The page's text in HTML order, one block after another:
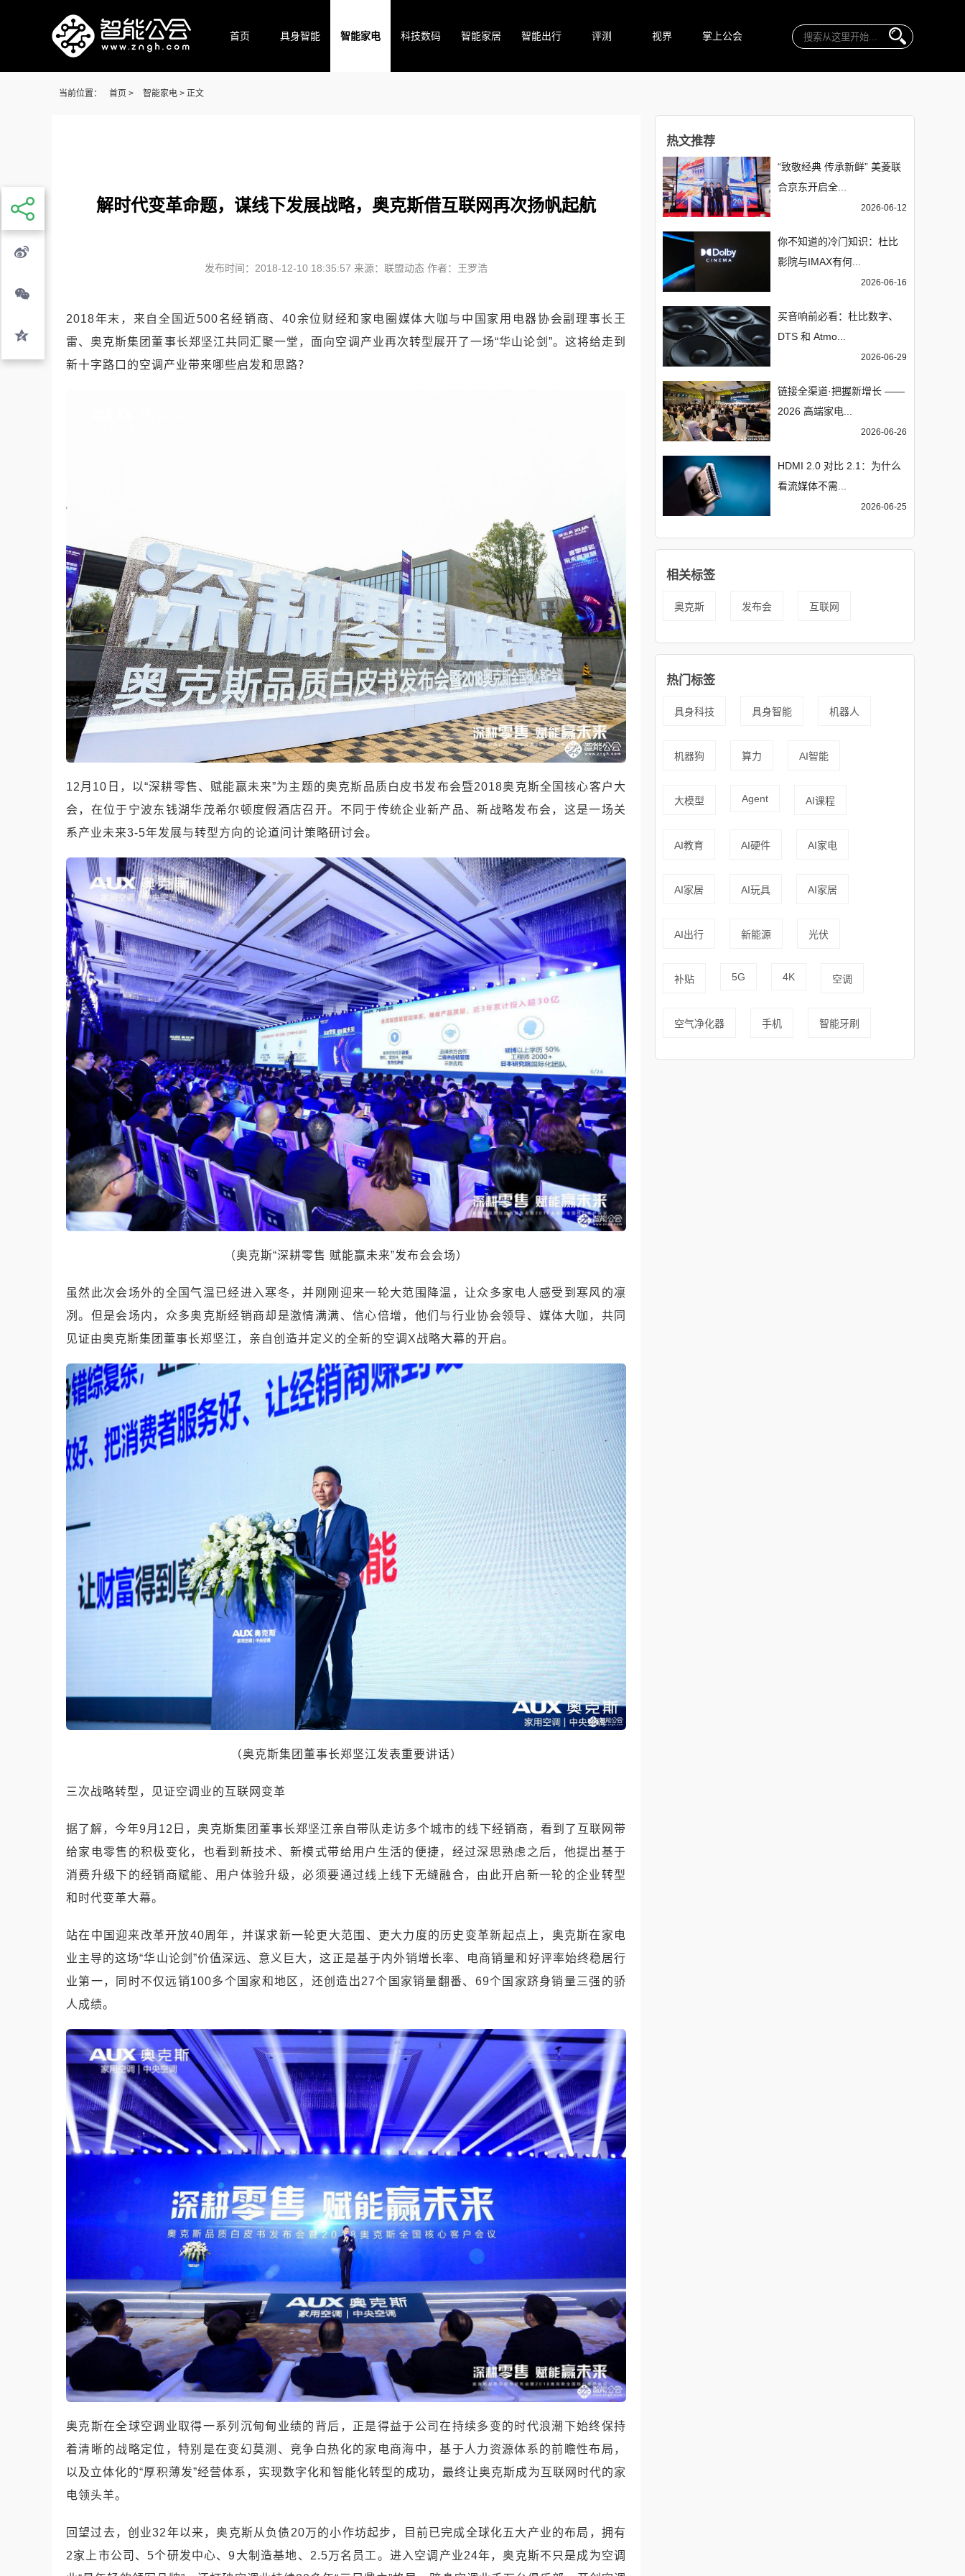
首页 具身智能 智能家电 科技数码 智能家居 智能出行 评测 视界 掌上公会
当前位置： 首页 > 智能家电 > 正文
解时代变革命题，谋线下发展战略，奥克斯借互联网再次扬帆起航
发布时间：2018-12-10 18:35:57 来源：联盟动态 作者：王罗浩
2018年末，来自全国近500名经销商、40余位财经和家电圈媒体大咖与中国家用电器协会副理事长王
雷、奥克斯集团董事长郑坚江共同汇聚一堂，面向空调产业再次转型展开了一场“华山论剑”。这将给走到
新十字路口的空调产业带来哪些启发和思路？
12月10日，以“深耕零售、赋能赢未来”为主题的奥克斯品质白皮书发布会暨2018奥克斯全国核心客户大
会，在位于宁波东钱湖华茂希尔顿度假酒店召开。不同于传统企业新产品、新战略发布会，这是一场关
系产业未来3-5年发展与转型方向的论道问计策略研讨会。
（奥克斯“深耕零售 赋能赢未来”发布会会场）
虽然此次会场外的全国气温已经进入寒冬，并刚刚迎来一轮大范围降温，让众多家电人感受到寒风的凛
冽。但是会场内，众多奥克斯经销商却是激情满满、信心倍增，他们与行业协会领导、媒体大咖，共同
见证由奥克斯集团董事长郑坚江，亲自创造并定义的全新的空调X战略大幕的开启。
（奥克斯集团董事长郑坚江发表重要讲话）
三次战略转型，见证空调业的互联网变革
据了解，今年9月12日，奥克斯集团董事长郑坚江亲自带队走访多个城市的线下经销商，看到了互联网带
给家电零售的积极变化，也看到新技术、新模式带给用户生活的便捷，经过深思熟虑之后，他提出基于
消费升级下的经销商赋能、用户体验升级，必须要通过线上线下无缝融合，由此开启新一轮的企业转型
和时代变革大幕。
站在中国迎来改革开放40周年，并谋求新一轮更大范围、更大力度的历史变革新起点上，奥克斯在家电
业主导的这场“华山论剑”价值深远、意义巨大，这正是基于内外销增长率、电商销量和好评率始终稳居行
业第一，同时不仅远销100多个国家和地区，还创造出27个国家销量翻番、69个国家跻身销量三强的骄
人成绩。
奥克斯在全球空调业取得一系列沉甸甸业绩的背后，正是得益于公司在持续多变的时代浪潮下始终保持
着清晰的战略定位，特别是在变幻莫测、竞争白热化的家电商海中，基于人力资源体系的前瞻性布局，
以及立体化的“厚积薄发”经营体系，实现数字化和智能化转型的成功，最终让奥克斯成为互联网时代的家
电领头羊。
回望过去，创业32年以来，奥克斯从负债20万的小作坊起步，目前已完成全球化五大产业的布局，拥有
2家上市公司、5个研发中心、9大制造基地、2.5万名员工。进入空调产业24年，奥克斯不只是成为空调
热文推荐
“致敬经典 传承新鲜” 美菱联
合京东开启全...
2026-06-12
你不知道的冷门知识：杜比
影院与IMAX有何...
2026-06-16
买音响前必看：杜比数字、
DTS 和 Atmo...
2026-06-29
链接全渠道·把握新增长 ——
2026 高端家电...
2026-06-26
HDMI 2.0 对比 2.1：为什么
看流媒体不需...
2026-06-25
相关标签
奥克斯 发布会 互联网
热门标签
具身科技 具身智能 机器人
机器狗 算力 AI智能
大模型 Agent AI课程
AI教育 AI硬件 AI家电
AI家居 AI玩具 AI家居
AI出行 新能源 光伏
补贴 5G 4K 空调
空气净化器 手机 智能牙刷